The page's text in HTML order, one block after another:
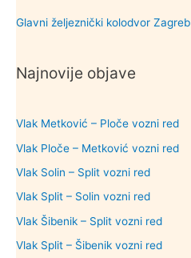
Glavni željeznički kolodvor Zagreb
Najnovije objave
Vlak Metković – Ploče vozni red
Vlak Ploče – Metković vozni red
Vlak Solin – Split vozni red
Vlak Split – Solin vozni red
Vlak Šibenik – Split vozni red
Vlak Split – Šibenik vozni red